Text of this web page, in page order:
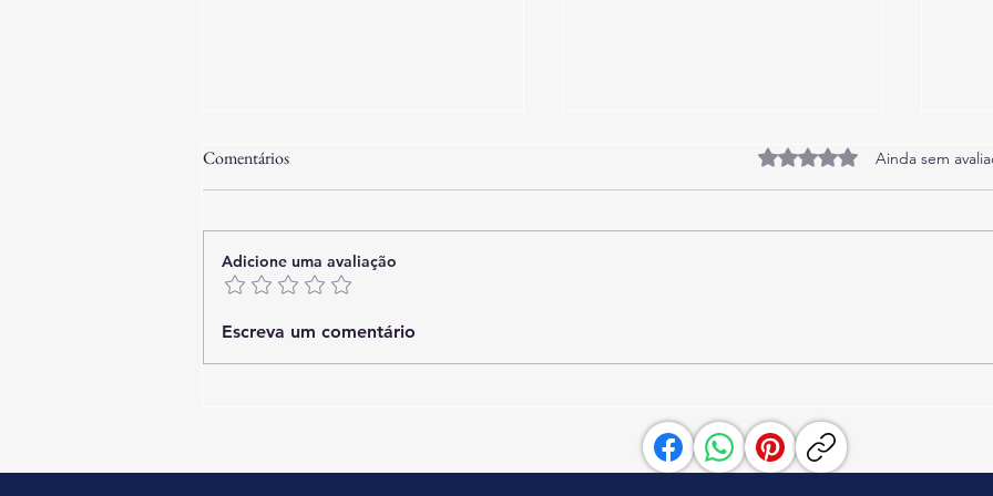
Playa Brava 6000 - Casa com
Comentários Avaliado com 0 de 5
Ainda sem
Adicione uma avaliação
Escreva um comentário